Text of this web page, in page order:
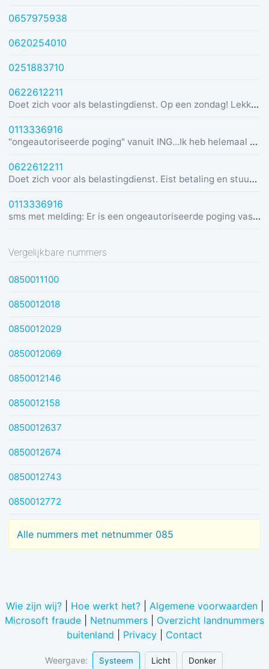
0657975938
0620254010
0251883710
0622612211
Doet zich voor als belastingdienst. Op een zondag! Lekker dom
0113336916
"ongeautoriseerde poging" vanuit ING...Ik heb helemaal geen rekening bij ING :)
0622612211
Doet zich voor als belastingdienst. Eist betaling en stuurt link in bericht met dreiging van beslaglegging.
0113336916
sms met melding: Er is een ongeautoriseerde poging vastgesteld vanuit Duitsland was u dit niet? Bel de alarmlijn op 0113336916
Vergelijkbare nummers
0850011100
0850012018
0850012029
0850012069
0850012146
0850012158
0850012637
0850012674
0850012743
0850012772
Alle nummers met netnummer 085
Wie zijn wij?| Hoe werkt het?| Algemene voorwaarden|
Microsoft fraude
Netnummers
Overzicht landnummers
buitenland
Privacy Contact
Weergave: Systeem Licht Donker